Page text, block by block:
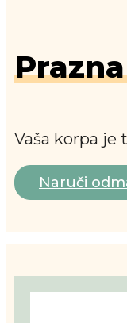
Vaša korpa je
Naruči